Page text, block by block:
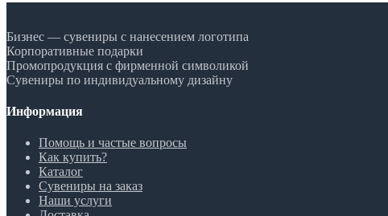
Бизнес — сувениры с нанесением логотипа
Корпоративные подарки
Промопродукция с фирменной символикой
Сувениры по индивидуальному дизайну
Информация
Помощь и частые вопросы
Как купить?
Каталог
Сувениры на заказ
Наши услуги